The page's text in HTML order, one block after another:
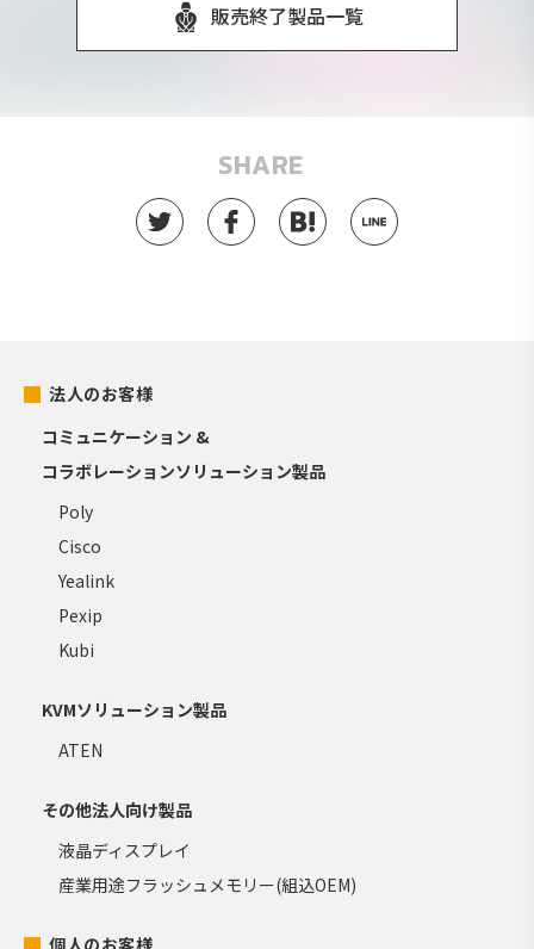
販売終了製品一覧
SHARE
法人のお客様
コミュニケーション &
コラボレーションソリューション製品
Poly
Cisco
Yealink
Pexip
Kubi
KVMソリューション製品
ATEN
その他法人向け製品
液晶ディスプレイ
産業用途フラッシュメモリー(組込OEM)